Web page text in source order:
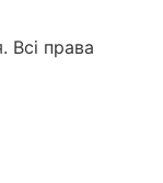
Всі права